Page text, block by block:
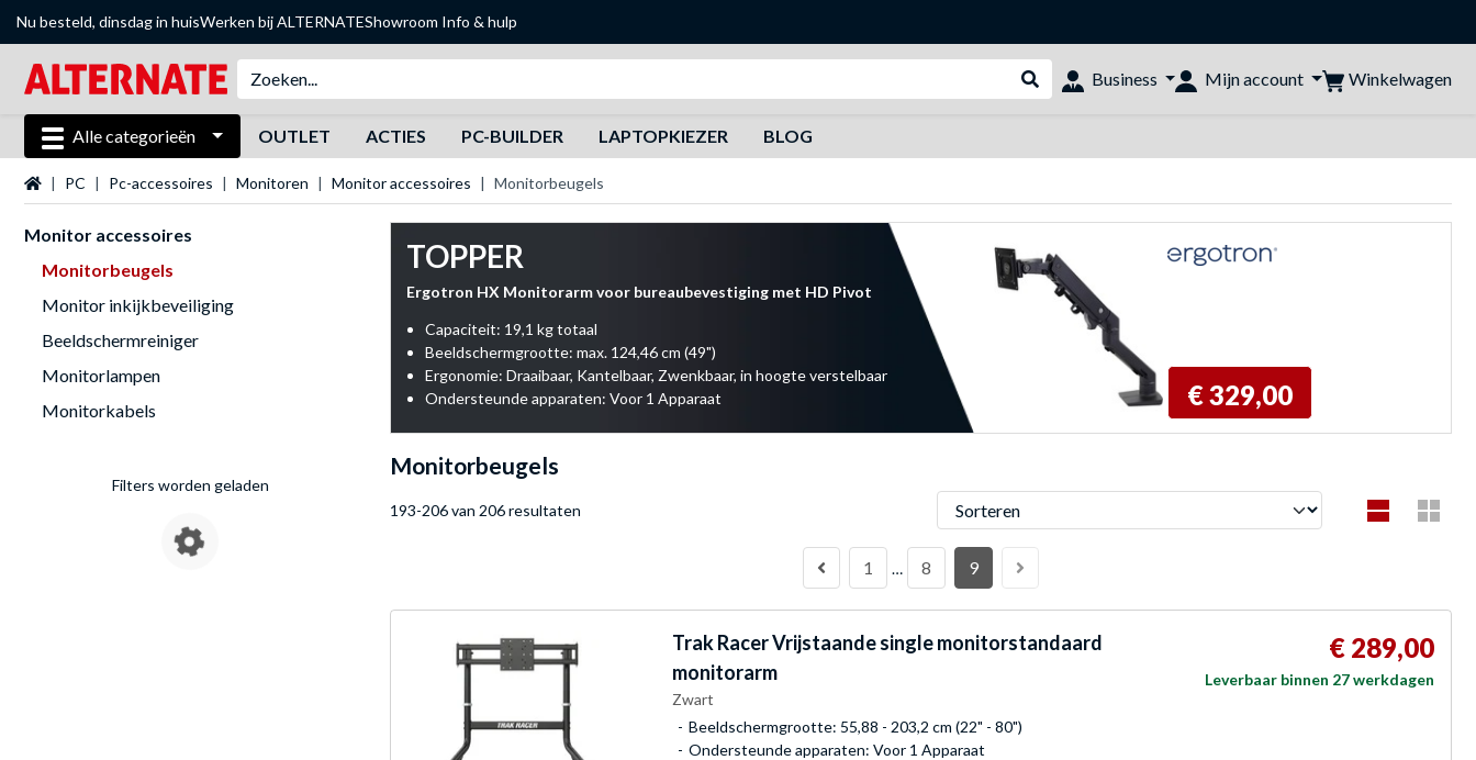
Nu besteld, dinsdag in huisWerken bij ALTERNATEShowroom Info & hulp
Webshop doorzoeken
Business Mijn account Winkelwagen
Alle categorieën OUTLET ACTIES PC-BUILDER LAPTOPKIEZER BLOG
Startpagina
PC Pc-accessoires Monitoren Monitor accessoires Monitorbeugels
Monitor accessoires
Monitorbeugels
Monitor inkijkbeveiliging
Beeldschermreiniger
Monitorlampen
Monitorkabels
Filters worden geladen
TOPPER
Ergotron HX Monitorarm voor bureaubevestiging met HD Pivot
Capaciteit: 19,1 kg totaal
Beeldschermgrootte: max. 124,46 cm (49")
Ergonomie: Draaibaar, Kantelbaar, Zwenkbaar, in hoogte verstelbaar
Ondersteunde apparaten: Voor 1 Apparaat
€ 329,00
Monitorbeugels
193-206 van 206 resultaten Sorteren
1 … 8 9
Trak RacerVrijstaande single monitorstandaard
monitorarm
Zwart
Beeldschermgrootte: 55,88 - 203,2 cm (22" - 80")
Ondersteunde apparaten: Voor 1 Apparaat
€ 289,00
Leverbaar binnen 27 werkdagen